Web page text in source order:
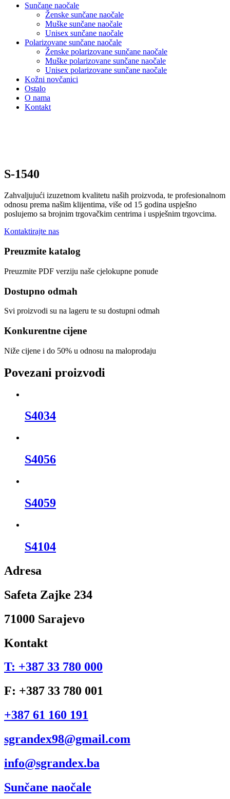
Sunčane naočale
Ženske sunčane naočale
Muške sunčane naočale
Unisex sunčane naočale
Polarizovane sunčane naočale
Ženske polarizovane sunčane naočale
Muške polarizovane sunčane naočale
Unisex polarizovane sunčane naočale
Kožni novčanici
Ostalo
O nama
Kontakt
S-1540
Zahvaljujući izuzetnom kvalitetu naših proizvoda, te profesionalnom
odnosu prema našim klijentima, više od 15 godina uspješno
poslujemo sa brojnim trgovačkim centrima i uspješnim trgovcima.
Kontaktirajte nas
Preuzmite katalog
Preuzmite PDF verziju naše cjelokupne ponude
Dostupno odmah
Svi proizvodi su na lageru te su dostupni odmah
Konkurentne cijene
Niže cijene i do 50% u odnosu na maloprodaju
Povezani proizvodi
S4034
S4056
S4059
S4104
Adresa
Safeta Zajke 234
71000 Sarajevo
Kontakt
T: +387 33 780 000
F: +387 33 780 001
+387 61 160 191
sgrandex98@gmail.com
info@sgrandex.ba
Sunčane naočale